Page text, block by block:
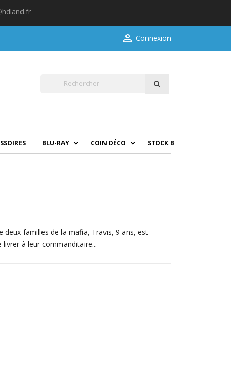
 Connexion
BLU-RAY COIN DÉCO STOCK B
familles de la mafia, Travis, 9 ans, est
à leur commanditaire...